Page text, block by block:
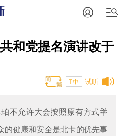
和党提名演讲改于
试听
T中
不允许大会按照原有方式举
的健康和安全是北卡的优先事